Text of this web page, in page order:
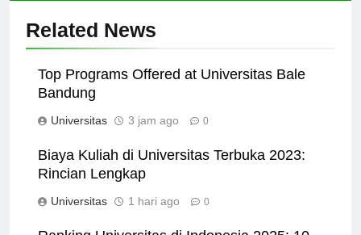
Related News
Top Programs Offered at Universitas Bale
Bandung
Universitas 3 jam ago 0
Biaya Kuliah di Universitas Terbuka 2023:
Rincian Lengkap
Universitas 1 hari ago 0